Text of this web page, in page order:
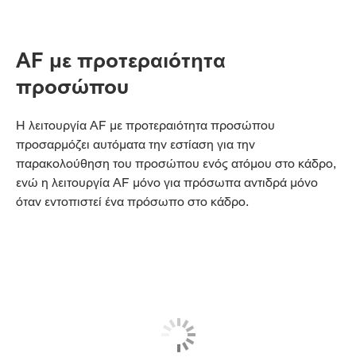
AF με προτεραιότητα
προσώπου
Η λειτουργία AF με προτεραιότητα προσώπου
προσαρμόζει αυτόματα την εστίαση για την
παρακολούθηση του προσώπου ενός ατόμου στο κάδρο,
ενώ η λειτουργία AF μόνο για πρόσωπα αντιδρά μόνο
όταν εντοπιστεί ένα πρόσωπο στο κάδρο.